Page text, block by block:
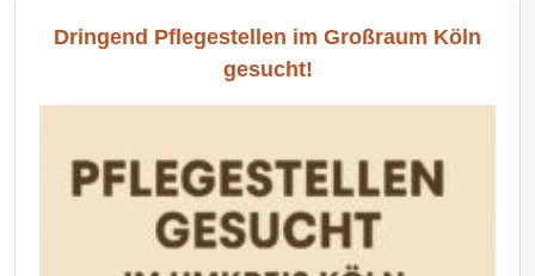
Dringend Pflegestellen im Großraum Köln
gesucht!